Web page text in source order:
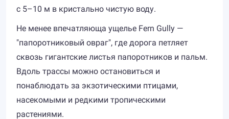
с 5–10 м в кристально чистую воду.
Не менее впечатляюща ущелье Fern Gully —
"папоротниковый овраг", где дорога петляет
сквозь гигантские листья папоротников и пальм.
Вдоль трассы можно остановиться и
понаблюдать за экзотическими птицами,
насекомыми и редкими тропическими
растениями.